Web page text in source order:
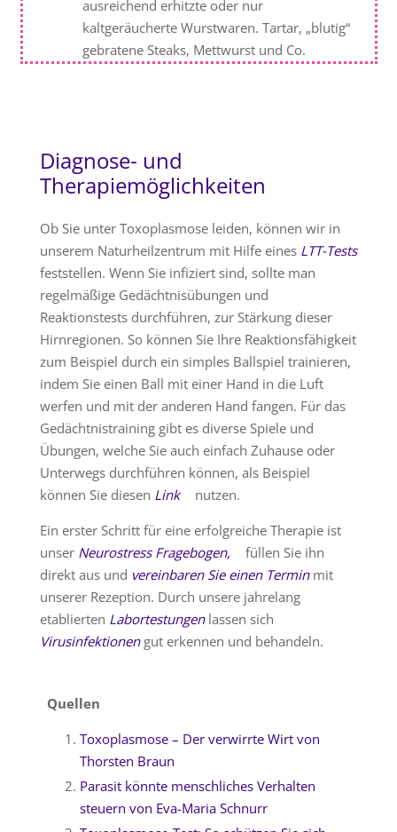
ausreichend erhitzte oder nur
kaltgeräucherte Wurstwaren. Tartar, „blutig“
gebratene Steaks, Mettwurst und Co.
Diagnose- und
Therapiemöglichkeiten
Ob Sie unter Toxoplasmose leiden, können wir in
unserem Naturheilzentrum mit Hilfe eines LTT-Tests
feststellen. Wenn Sie infiziert sind, sollte man
regelmäßige Gedächtnisübungen und
Reaktionstests durchführen, zur Stärkung dieser
Hirnregionen. So können Sie Ihre Reaktionsfähigkeit
zum Beispiel durch ein simples Ballspiel trainieren,
indem Sie einen Ball mit einer Hand in die Luft
werfen und mit der anderen Hand fangen. Für das
Gedächtnistraining gibt es diverse Spiele und
Übungen, welche Sie auch einfach Zuhause oder
Unterwegs durchführen können, als Beispiel
können Sie diesen Link
nutzen.
Ein erster Schritt für eine erfolgreiche Therapie ist
unser Neurostress Fragebogen,
füllen Sie ihn
direkt aus und vereinbaren Sie einen Terminmit
unserer Rezeption. Durch unsere jahrelang
etablierten Labortestungenlassen sich
Virusinfektionengut erkennen und behandeln.
Quellen
Toxoplasmose – Der verwirrte Wirt von
Thorsten Braun
Parasit könnte menschliches Verhalten
steuern von Eva-Maria Schnurr